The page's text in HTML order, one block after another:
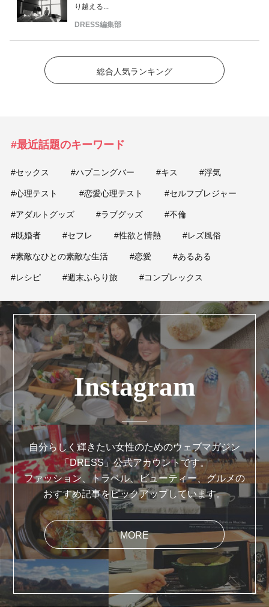
り越える...
DRESS編集部
総合人気ランキング
#最近話題のキーワード
#セックス #ハプニングバー #キス #浮気
#心理テスト #恋愛心理テスト #セルフプレジャー
#アダルトグッズ #ラブグッズ #不倫
#既婚者 #セフレ #性欲と情熱 #レズ風俗
#素敵なひとの素敵な生活 #恋愛 #あるある
#レシピ #週末ふらり旅 #コンプレックス
Instagram
自分らしく輝きたい女性のためのウェブマガジン
「DRESS」公式アカウントです。
ファッション、トラベル、ビューティー、グルメの
おすすめ記事をピックアップしています。
MORE